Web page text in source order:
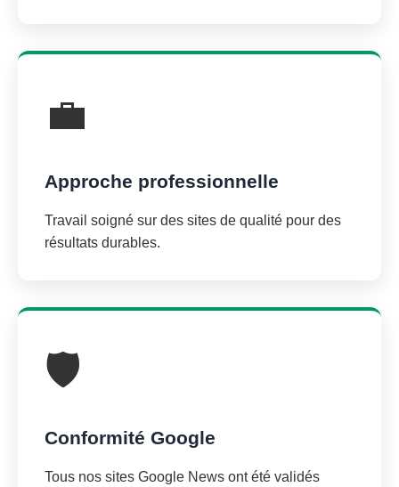
💼
Approche professionnelle
Travail soigné sur des sites de qualité pour des
résultats durables.
🛡️
Conformité Google
Tous nos sites Google News ont été validés